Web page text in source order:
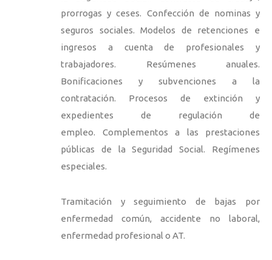
prorrogas y ceses. Confección de nominas y
seguros sociales. Modelos de retenciones e
ingresos a cuenta de profesionales y
trabajadores. Resúmenes anuales.
Bonificaciones y subvenciones a la
contratación. Procesos de extinción y
expedientes de regulación de
empleo. Complementos a las prestaciones
públicas de la Seguridad Social. Regímenes
especiales.
Tramitación y seguimiento de bajas por
enfermedad común, accidente no laboral,
enfermedad profesional o AT.